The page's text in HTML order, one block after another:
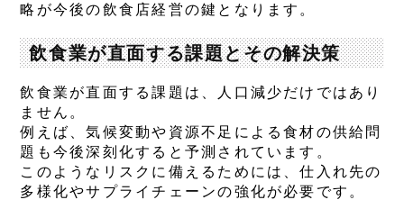
略が今後の飲食店経営の鍵となります。
飲食業が直面する課題とその解決策
飲食業が直面する課題は、人口減少だけではあり
ません。
例えば、気候変動や資源不足による食材の供給問
題も今後深刻化すると予測されています。
このようなリスクに備えるためには、仕入れ先の
多様化やサプライチェーンの強化が必要です。